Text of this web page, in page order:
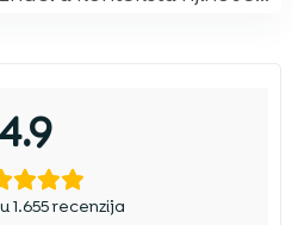
4.9
1.655 recenzija